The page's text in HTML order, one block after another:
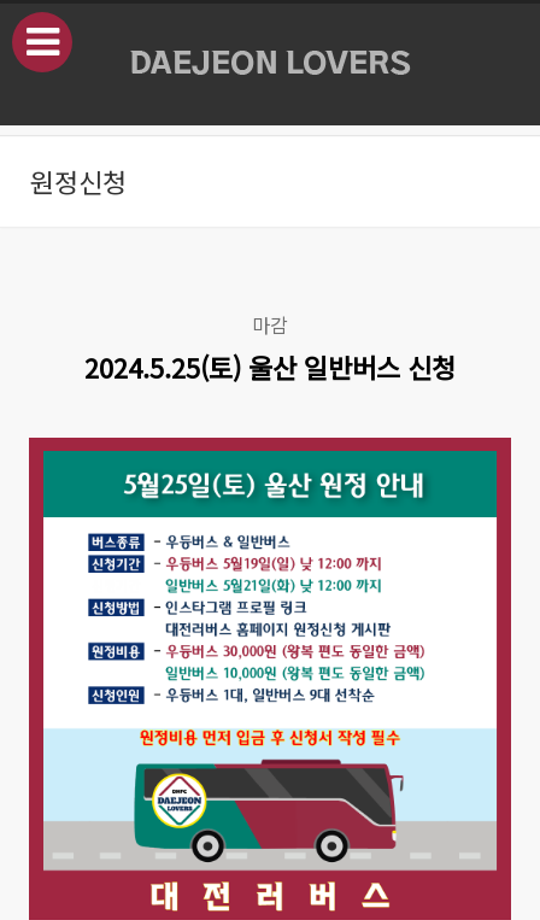
본문으로 바로가기
원정신청
마감
2024.5.25(토) 울산 일반버스 신청